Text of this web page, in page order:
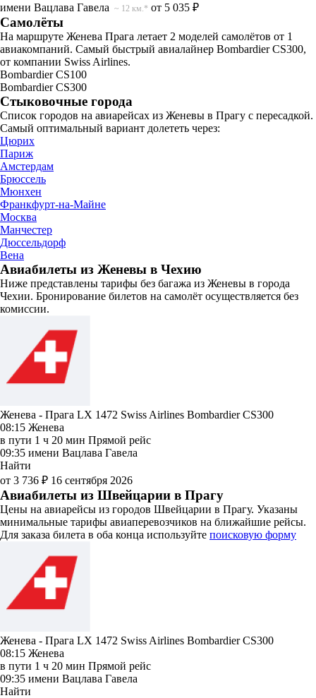
имени Вацлава Гавела ~ 12 км.* от 5 035 ₽
Самолёты
На маршруте Женева Прага летает 2 моделей самолётов от 1
авиакомпаний. Самый быстрый авиалайнер Bombardier CS300,
от компании Swiss Airlines.
Bombardier CS100
Bombardier CS300
Стыковочные города
Список городов на авиарейсах из Женевы в Прагу с пересадкой.
Самый оптимальный вариант долететь через:
Цюрих
Париж
Амстердам
Брюссель
Мюнхен
Франкфурт-на-Майне
Москва
Манчестер
Дюссельдорф
Вена
Авиабилеты из Женевы в Чехию
Ниже представлены тарифы без багажа из Женевы в города
Чехии. Бронирование билетов на самолёт осуществляется без
комиссии.
Женева - Прага LX 1472 Swiss Airlines Bombardier CS300
08:15 Женева
в пути 1 ч 20 мин Прямой рейс
09:35 имени Вацлава Гавела
Найти
от 3 736 ₽ 16 сентября 2026
Авиабилеты из Швейцарии в Прагу
Цены на авиарейсы из городов Швейцарии в Прагу. Указаны
минимальные тарифы авиаперевозчиков на ближайшие рейсы.
Для заказа билета в оба конца используйте поисковую форму
Женева - Прага LX 1472 Swiss Airlines Bombardier CS300
08:15 Женева
в пути 1 ч 20 мин Прямой рейс
09:35 имени Вацлава Гавела
Найти